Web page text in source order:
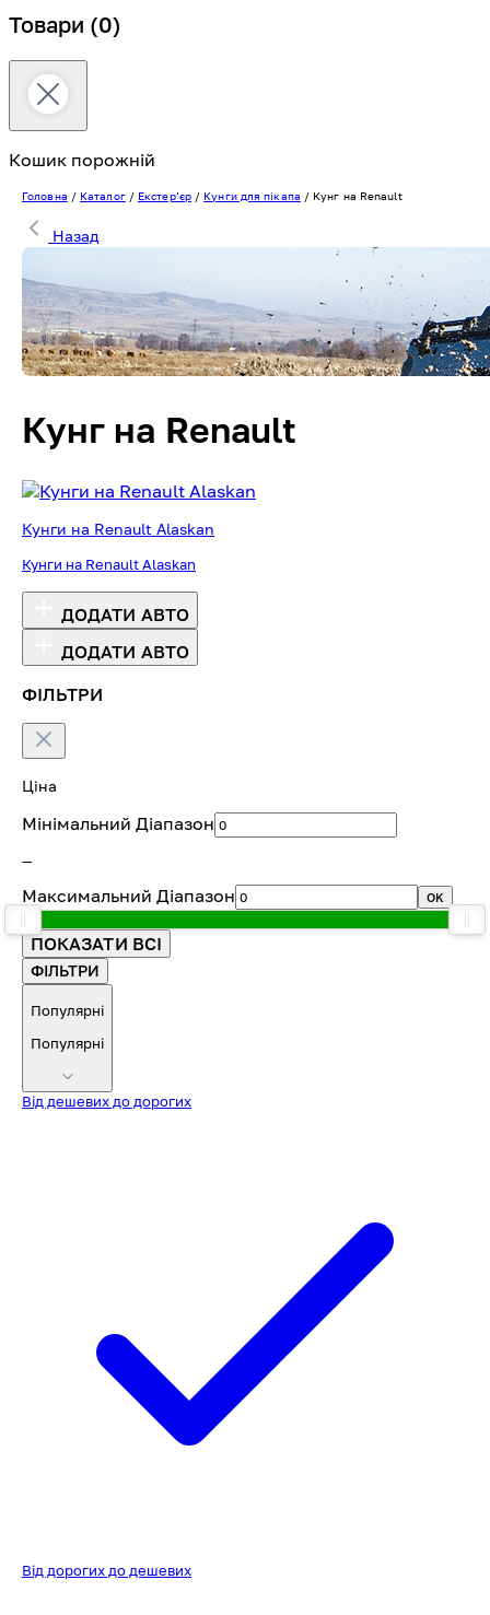
Товари (0)
Кошик порожній
Головна / Каталог/ Екстерʼєр/ Кунги для пікапа / Кунг на Renault
Назад
Кунг на Renault
Кунги на Renault Alaskan
Кунги на Renault Alaskan
ДОДАТИ АВТО
ДОДАТИ АВТО
ФІЛЬТРИ
Ціна
Мінімальний Діапазон
—
Максимальний Діапазон OK
ПОКАЗАТИ ВСІ
ФІЛЬТРИ
Популярні
Популярні
Від дешевих до дорогих
Від дорогих до дешевих